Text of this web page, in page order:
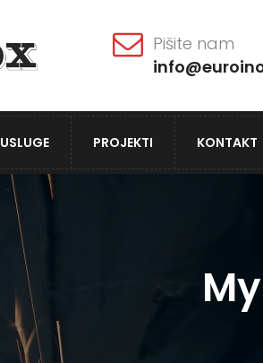
Pišite nam
USLUGE PROJEKTI KONTAKT